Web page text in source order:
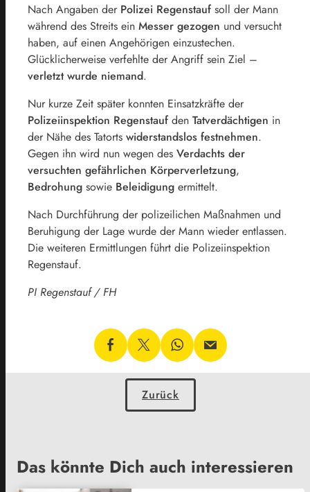
Nach Angaben der Polizei Regenstauf soll der Mann
während des Streits ein Messer gezogen und versucht
haben, auf einen Angehörigen einzustechen.
Glücklicherweise verfehlte der Angriff sein Ziel –
verletzt wurde niemand.
Nur kurze Zeit später konnten Einsatzkräfte der
Polizeiinspektion Regenstauf den Tatverdächtigen in
der Nähe des Tatorts widerstandslos festnehmen.
Gegen ihn wird nun wegen des Verdachts der
versuchten gefährlichen Körperverletzung,
Bedrohung sowie Beleidigung ermittelt.
Nach Durchführung der polizeilichen Maßnahmen und
Beruhigung der Lage wurde der Mann wieder entlassen.
Die weiteren Ermittlungen führt die Polizeiinspektion
Regenstauf.
PI Regenstauf / FH
Zurück
Das könnte Dich auch interessieren